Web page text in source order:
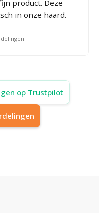
product. Deze
in onze haard.
op Trustpilot